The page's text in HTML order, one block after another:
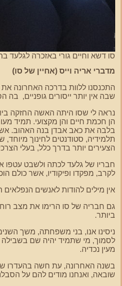
סו דשא וחיים גורי באזכרה לגלעד בהר הרצל בשנת
מדברי אריה וייס (אחיין של סו)
שבה אין יותר ייסורים גופניים, בה
נראה לי שסו היתה האשה החזקה
הן חכמת חיים והן מקצועי. תמיד
בלבה את כאב אבדן בנה האהוב.
תלמידיה, סטודנטים לחינוך
הצעירים יותר בדרך כלל, בעלי
חבריו של גלעד לכתה ולשבט עטפו
לקרב, מפקדו ופיקודיו, אשר כולם
אין מילים להודות לאנשים
גם חבריה של סו הרימו את מצב
ביותר.
ניסינו אנו, בני משפחתה, משך
לסמוך, מי שתמיד יהיה שם
מעין נכדיה.
בשנה האחרונה, עת חשה בהעדרו של
שובאה, ואנחנו מודים להם על